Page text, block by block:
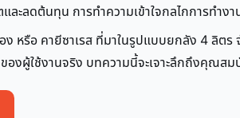
ละลดต้นทุน การทำความเข้าใจกลไกการทำ
หรือ คายีซาเรส ที่มาในรูปแบบยกลัง 4 ลิตร
องผู้ใช้งานจริง บทความนี้จะเจาะลึกถึงคุณ